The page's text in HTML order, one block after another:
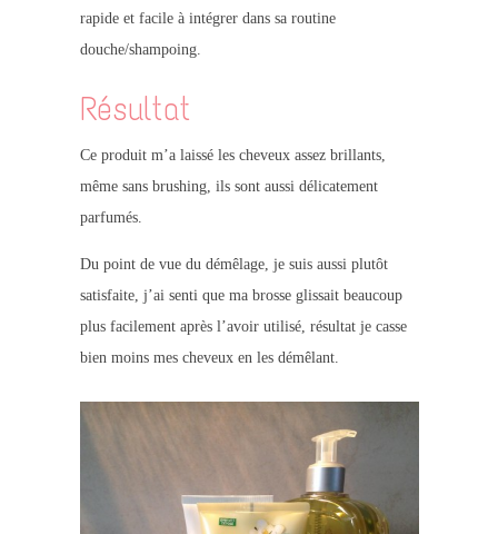
rapide et facile à intégrer dans sa routine
douche/shampoing.
Résultat
Ce produit m’a laissé les cheveux assez brillants,
même sans brushing, ils sont aussi délicatement
parfumés.
Du point de vue du démêlage, je suis aussi plutôt
satisfaite, j’ai senti que ma brosse glissait beaucoup
plus facilement après l’avoir utilisé, résultat je casse
bien moins mes cheveux en les démêlant.